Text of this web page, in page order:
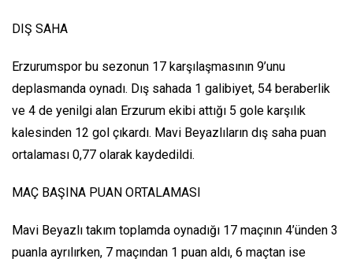
DIŞ SAHA
Erzurumspor bu sezonun 17 karşılaşmasının 9’unu
deplasmanda oynadı. Dış sahada 1 galibiyet, 54 beraberlik
ve 4 de yenilgi alan Erzurum ekibi attığı 5 gole karşılık
kalesinden 12 gol çıkardı. Mavi Beyazlıların dış saha puan
ortalaması 0,77 olarak kaydedildi.
MAÇ BAŞINA PUAN ORTALAMASI
Mavi Beyazlı takım toplamda oynadığı 17 maçının 4’ünden 3
puanla ayrılırken, 7 maçından 1 puan aldı, 6 maçtan ise